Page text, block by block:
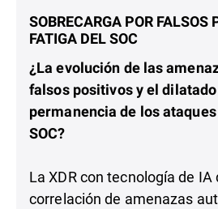
SOBRECARGA POR FALSOS
FATIGA DEL SOC
¿La evolución de las
falsos positivos y el
permanencia de los
SOC?
La XDR con tecnología de
correlación de amenazas